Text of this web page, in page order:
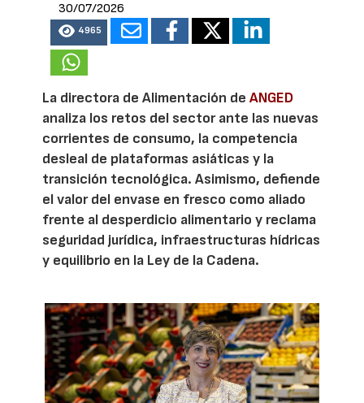
30/07/2026
4965
La directora de Alimentación deANGED
analiza los retos del sector ante las nuevas
corrientes de consumo, la competencia
desleal de plataformas asiáticas y la
transición tecnológica. Asimismo, defiende
el valor del envase en fresco como aliado
frente al desperdicio alimentario y reclama
seguridad jurídica, infraestructuras hídricas
y equilibrio en la Ley de la Cadena.